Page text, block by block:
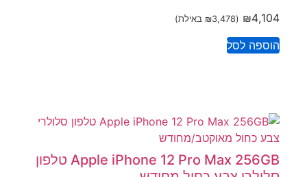
₪4,104
(
₪3,478 באילת)
הוספה לסל
Apple iPhone 12 Pro Max 256GB טלפון